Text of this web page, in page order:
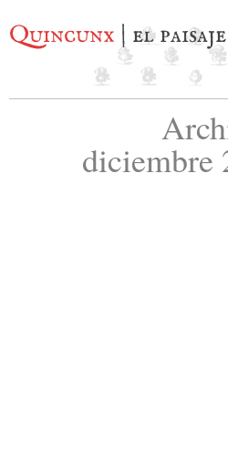
Quincunx | el
diciembre